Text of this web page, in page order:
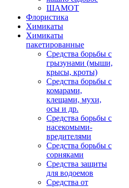
ШАМОТ
Флористика
Химикаты
Химикаты
пакетированные
Средства борьбы с
грызунами (мыши,
крысы, кроты)
Средства борьбы с
комарами,
клещами, мухи,
осы и др.
Средства борьбы с
насекомыми-
вредителями
Средства борьбы с
сорняками
Средства защиты
для водоемов
Средства от